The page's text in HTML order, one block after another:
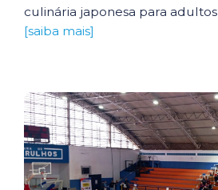
culinária japonesa para
[saiba mais]